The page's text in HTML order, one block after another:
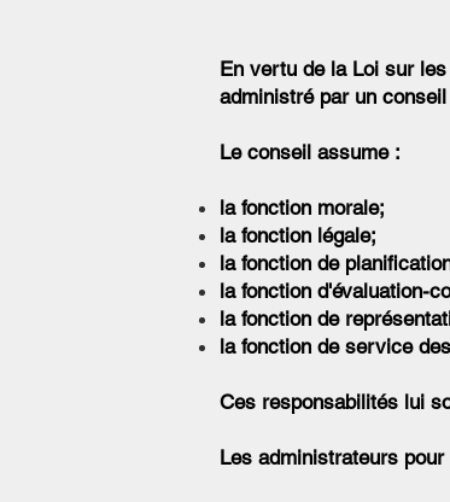
En vertu de la Loi sur
administré par un
Le conseil assume :
la fonction morale;
la fonction légale;
la fonction de
la fonction d'évaluation-
la fonction de
la fonction de service
Ces responsabilités lui
Les administrateurs